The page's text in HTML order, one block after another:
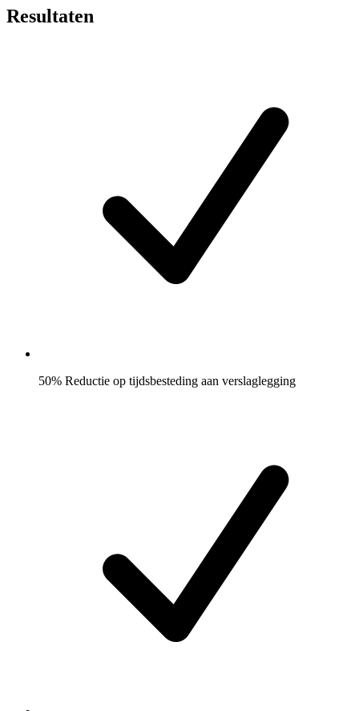
Resultaten
50% Reductie op tijdsbesteding aan verslaglegging